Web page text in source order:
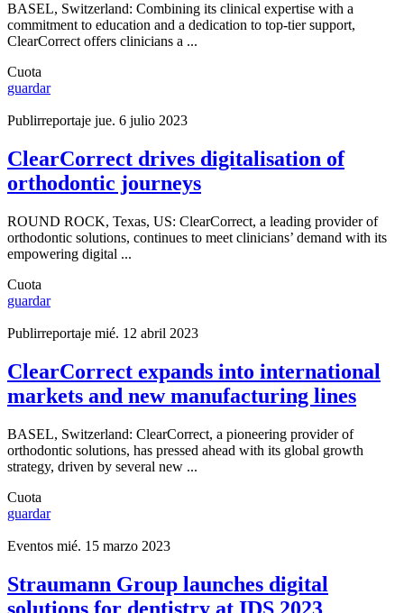
BASEL, Switzerland: Combining its clinical expertise with a
commitment to education and a dedication to top-tier support,
ClearCorrect offers clinicians a ...
Cuota
guardar
Publirreportaje jue. 6 julio 2023
ClearCorrect drives digitalisation of
orthodontic journeys
ROUND ROCK, Texas, US: ClearCorrect, a leading provider of
orthodontic solutions, continues to meet clinicians’ demand with its
empowering digital ...
Cuota
guardar
Publirreportaje mié. 12 abril 2023
ClearCorrect expands into international
markets and new manufacturing lines
BASEL, Switzerland: ClearCorrect, a pioneering provider of
orthodontic solutions, has pressed ahead with its global growth
strategy, driven by several new ...
Cuota
guardar
Eventos mié. 15 marzo 2023
Straumann Group launches digital
solutions for dentistry at IDS 2023